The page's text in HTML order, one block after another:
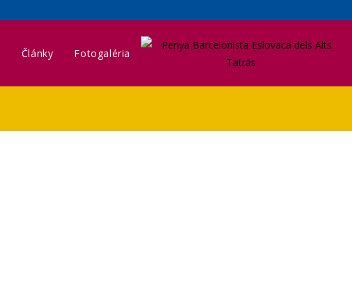
Články Fotogaléria